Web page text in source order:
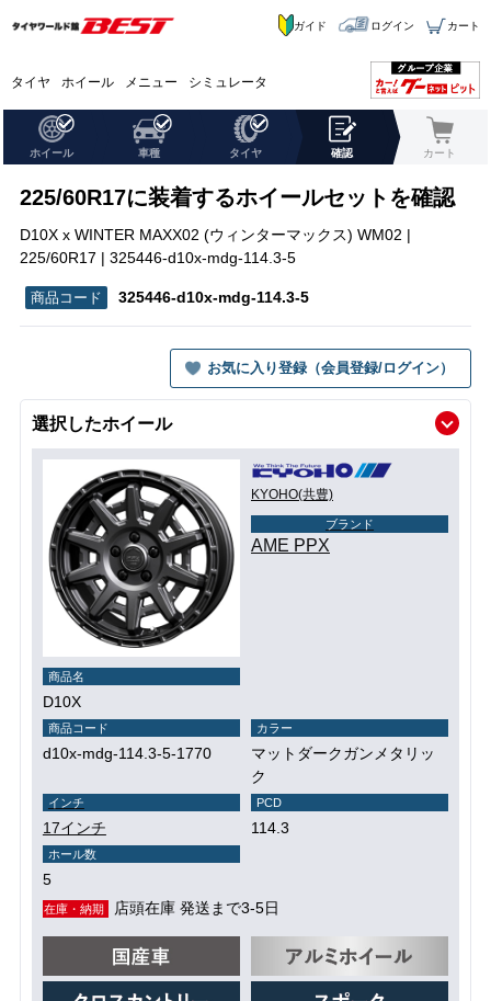
タイヤ ホイール メニュー シミュレータ
ガイド ログイン カート
ホイール 車種 タイヤ 確認 カート
225/60R17に装着するホイールセットを確認
D10X x WINTER MAXX02 (ウィンターマックス) WM02 |
225/60R17 | 325446-d10x-mdg-114.3-5
325446-d10x-mdg-114.3-5
お気に入り登録（会員登録/ログイン）
選択したホイール
KYOHO(共豊)
ブランド
AME PPX
商品名
D10X
商品コード
d10x-mdg-114.3-5-1770
カラー
マットダークガンメタリッ
ク
インチ
17インチ
PCD
114.3
ホール数
5
在庫・納期 店頭在庫 発送まで3-5日